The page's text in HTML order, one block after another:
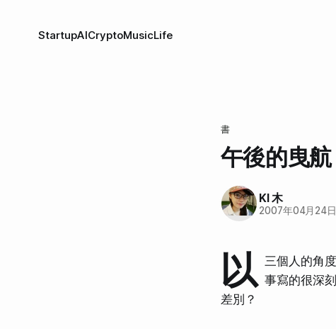
StartupAICryptoMusicLife
書
午後的曳航
KI 木
2007年04月24日
以 三個人的角
事寫的很深
差別？